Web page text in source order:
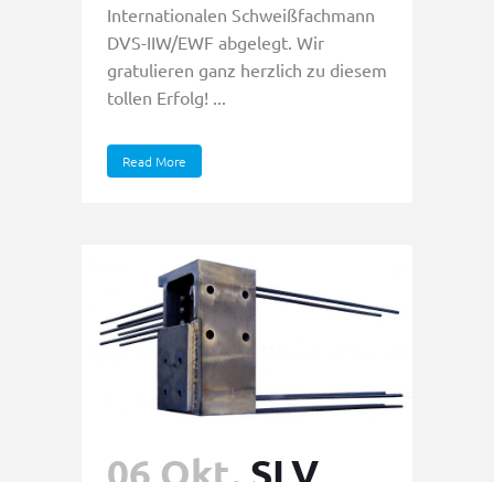
Internationalen Schweißfachmann
DVS-IIW/EWF abgelegt. Wir
gratulieren ganz herzlich zu diesem
tollen Erfolg! ...
Read More